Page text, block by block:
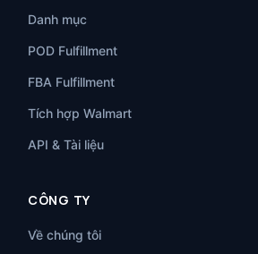
Danh mục
POD Fulfillment
FBA Fulfillment
Tích hợp Walmart
API & Tài liệu
CÔNG TY
Về chúng tôi